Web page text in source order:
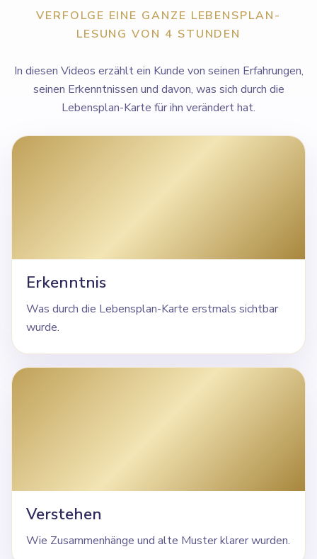
VERFOLGE EINE GANZE LEBENSPLAN-
LESUNG VON 4 STUNDEN
In diesen Videos erzählt ein Kunde von seinen Erfahrungen,
seinen Erkenntnissen und davon, was sich durch die
Lebensplan-Karte für ihn verändert hat.
Erkenntnis
Was durch die Lebensplan-Karte erstmals sichtbar
wurde.
Verstehen
Wie Zusammenhänge und alte Muster klarer wurden.